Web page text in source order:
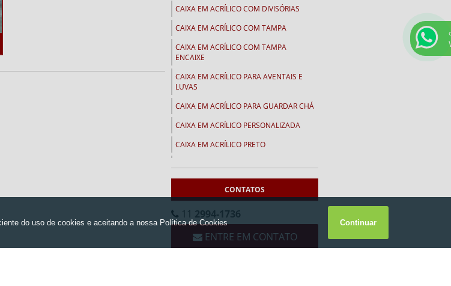
CAIXA EM ACRÍLICO COM DIVISÓRIAS
CAIXA EM ACRÍLICO COM TAMPA
CAIXA EM ACRÍLICO COM TAMPA
ENCAIXE
CAIXA EM ACRÍLICO PARA AVENTAIS E
LUVAS
CAIXA EM ACRÍLICO PARA GUARDAR CHÁ
CAIXA EM ACRÍLICO PERSONALIZADA
CAIXA EM ACRÍLICO PRETO
CALENDÁRIOS
CALENDÁRIO CEMA
CALENDÁRIO EM ACRÍLICO FORMATO “V”
CONTATOS
11 2994-1736
ENTRE EM CONTATO